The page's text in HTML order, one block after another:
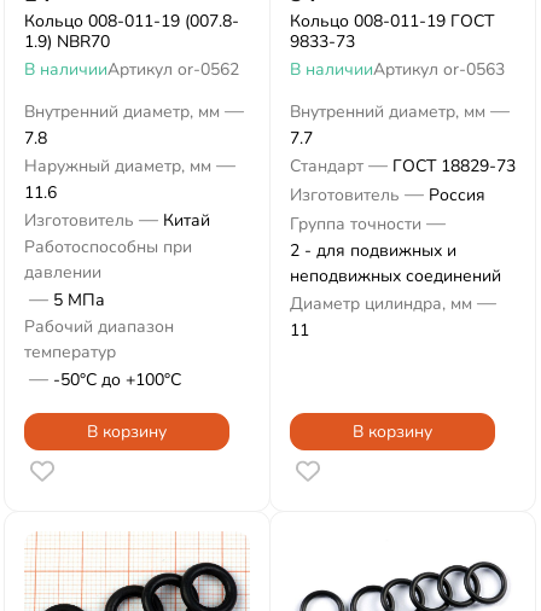
Кольцо 008-011-19 (007.8-
1.9) NBR70
В наличииАртикул or-0562
Внутренний диаметр, мм —
7.8
Наружный диаметр, мм —
11.6
Изготовитель — Китай
Работоспособны при
давлении
— 5 МПа
Рабочий диапазон
температур
— -50°С до +100°С
В корзину
Кольцо 008-011-19 ГОСТ
9833-73
В наличииАртикул or-0563
Внутренний диаметр, мм —
7.7
Стандарт — ГОСТ 18829-73
Изготовитель — Россия
Группа точности —
2 - для подвижных и
неподвижных соединений
Диаметр цилиндра, мм —
11
В корзину